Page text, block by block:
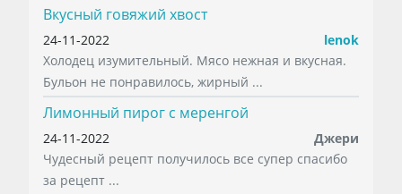
Вкусный говяжий хвост
24-11-2022
lenok
Холодец изумительный. Мясо нежная и вкусная.
Бульон не понравилось, жирный ...
Лимонный пирог с меренгой
24-11-2022
Джери
Чудесный рецепт получилось все супер спасибо
за рецепт ...